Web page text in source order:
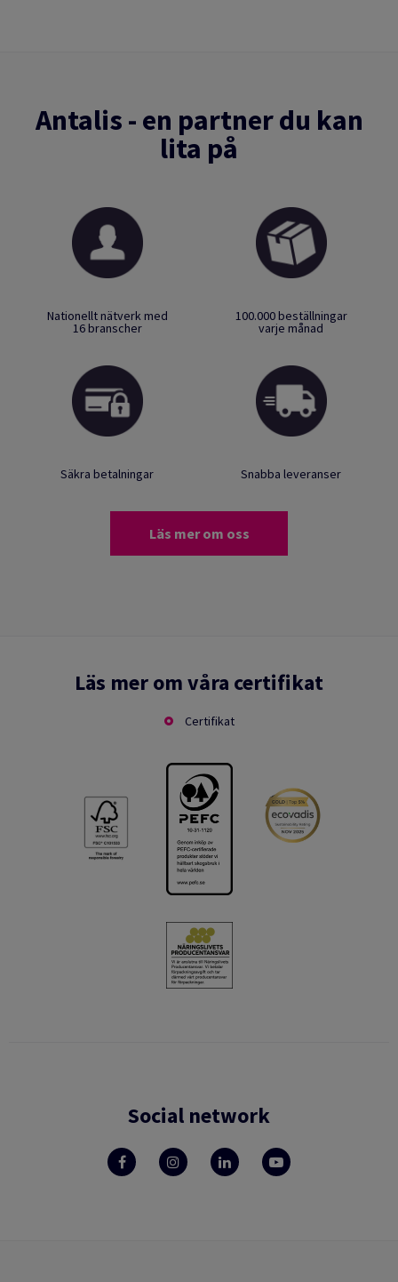
Antalis - en partner du kan
lita på
Nationellt nätverk med
16 branscher
100.000 beställningar
varje månad
Säkra betalningar Snabba leveranser
Läs mer om oss
Läs mer om våra certifikat
Certifikat
Social network